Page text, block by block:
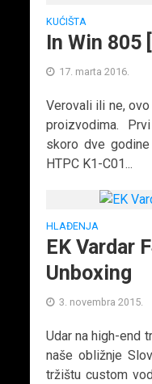
KUĆIŠTA
In Win 805
17. marta 2016.
Verovali ili ne,
proizvodima.
skoro dve
HTPC K1-C01...
HLAĐENJA
EK Vardar
Unboxing
3. novembra 2015.
Udar na high-end
naše obližnje
tržištu custom